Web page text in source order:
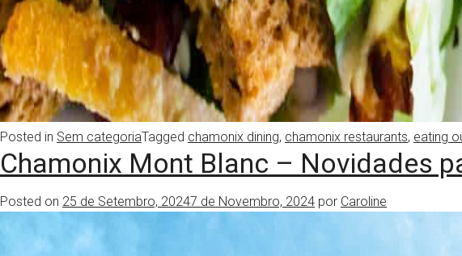
Posted in Sem categoriaTagged chamonix dining, chamonix restaurants, eating
Chamonix Mont Blanc – Novidades
Posted on 25 de Setembro, 20247 de Novembro, 2024 por Caroline